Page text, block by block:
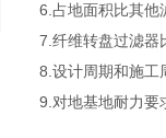
6.占地面积比其他
7.纤维转盘过滤器
8.设计周期和施工
9.对地基地耐力要